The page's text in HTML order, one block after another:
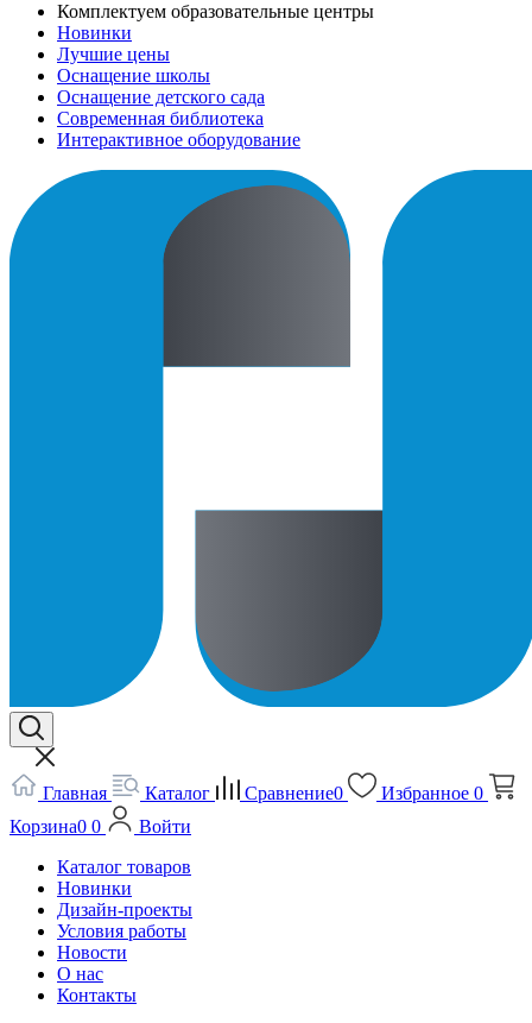
Комплектуем образовательные центры
Новинки
Лучшие цены
Оснащение школы
Оснащение детского сада
Современная библиотека
Интерактивное оборудование
Главная Каталог Сравнение0 Избранное 0
Корзина0 0
Войти
Каталог товаров
Новинки
Дизайн-проекты
Условия работы
Новости
О нас
Контакты